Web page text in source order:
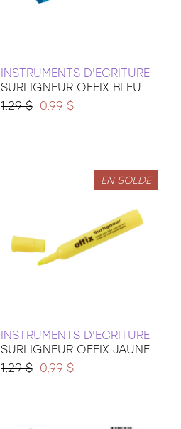
INSTRUMENTS D'ECRITURE
SURLIGNEUR OFFIX BLEU
1.29 $
0.99 $
EN SOLDE
INSTRUMENTS D'ECRITURE
SURLIGNEUR OFFIX JAUNE
1.29 $
0.99 $